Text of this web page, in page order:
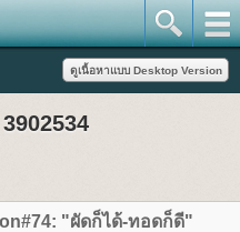
"ผัดก็ได้-ทอดก็ดี"